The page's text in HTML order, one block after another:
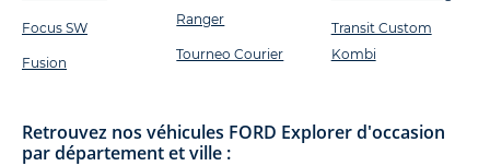
Focus SW
Fusion
Ranger
Tourneo Courier
Transit Custom
Kombi
Retrouvez nos véhicules FORD Explorer d'occasion
par département et ville :